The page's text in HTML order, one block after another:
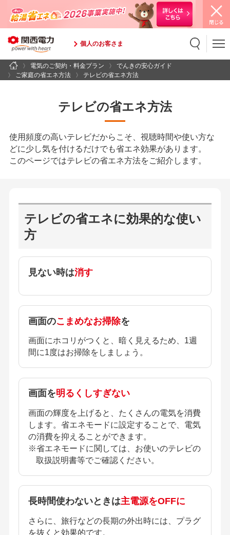
個人のお客さま
検索キーワード入力
電気のご契約・料金プラン
でんきの安心ガイド
ご家庭の省エネ方法
テレビの省エネ方法
テレビの省エネ方法
使用頻度の高いテレビだからこそ、視聴時間や使い方な
どに少し気を付けるだけでも省エネ効果があります。
このページではテレビの省エネ方法をご紹介します。
テレビの省エネに効果的な使い
方
見ない時は消す
画面のこまめなお掃除を
画面にホコリがつくと、暗く見えるため、1週
間に1度はお掃除をしましょう。
画面を明るくしすぎない
画面の輝度を上げると、たくさんの電気を消費
します。省エネモードに設定することで、電気
の消費を抑えることができます。
※省エネモードに関しては、お使いのテレビの
取扱説明書等でご確認ください。
長時間使わないときは主電源をOFFに
さらに、旅行などの長期の外出時には、プラグ
を抜くと効果的です。